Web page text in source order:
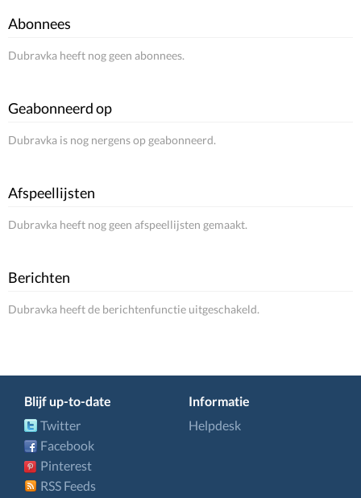
Abonnees
Dubravka heeft nog geen abonnees.
Geabonneerd op
Dubravka is nog nergens op geabonneerd.
Afspeellijsten
Dubravka heeft nog geen afspeellijsten gemaakt.
Berichten
Dubravka heeft de berichtenfunctie uitgeschakeld.
Blijf up-to-date
Twitter
Facebook
Pinterest
RSS Feeds
Informatie
Helpdesk